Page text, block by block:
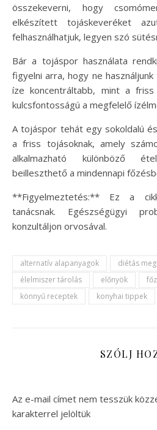
összekeverni, hogy
elkészített tojáskeveréket
felhasználhatjuk, legyen szó
Bár a tojáspor használata
figyelni arra, hogy ne
íze koncentráltabb, mint a
kulcsfontosságú a megfelelő
A tojáspor tehát egy sokoldalú
a friss tojásoknak, amely
alkalmazható különböző
beilleszthető a mindennapi
**Figyelmeztetés:** Ez a
tanácsnak. Egészségügyi
konzultáljon orvosával.
alternatív alapanyagok
diétás
élelmiszer tárolás
előnyök
könnyű receptek
konyhai tippek
SZÓLJ
Az e-mail címet nem tesszük
karakterrel jelöltük